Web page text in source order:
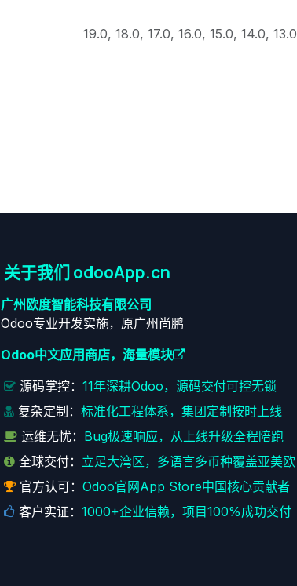
19.0, 18.0, 17.0, 16.0, 15.0, 14.0, 13.0
关于我们 odooApp.cn
广州欧度智能科技有限公司
Odoo专业开发实施，原广州尚鹏
Odoo中文应用商店，海量模块
源码掌控：11年深耕Odoo，源码交付可控无锁
复杂定制：标准化工程体系，集团定制按时上线
运维无忧： Bug极速响应，从上线升级全程陪跑
全球交付： 立足大湾区，多语言多币种覆盖亚美欧
官方认可：Odoo官网App Store中国核心贡献者
客户实证：1000+企业信赖，项目100%成功交付